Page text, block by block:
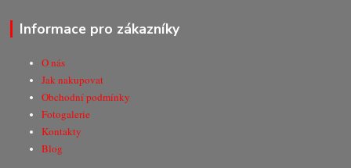
Informace pro zákazníky
O nás
Jak nakupovat
Obchodní podmínky
Fotogalerie
Kontakty
Blog